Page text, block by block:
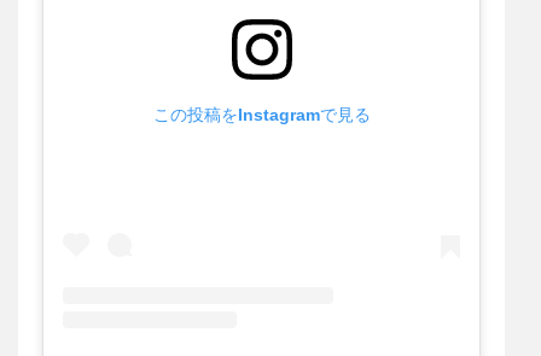
この投稿をInstagramで見る